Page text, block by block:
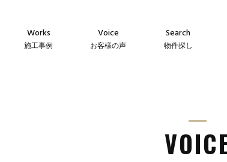
Works
施工事例
Voice
お客様の声
Search
物件探し
自社販売物件